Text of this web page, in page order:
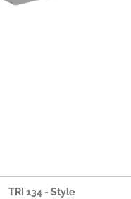
TRI 134 - Style